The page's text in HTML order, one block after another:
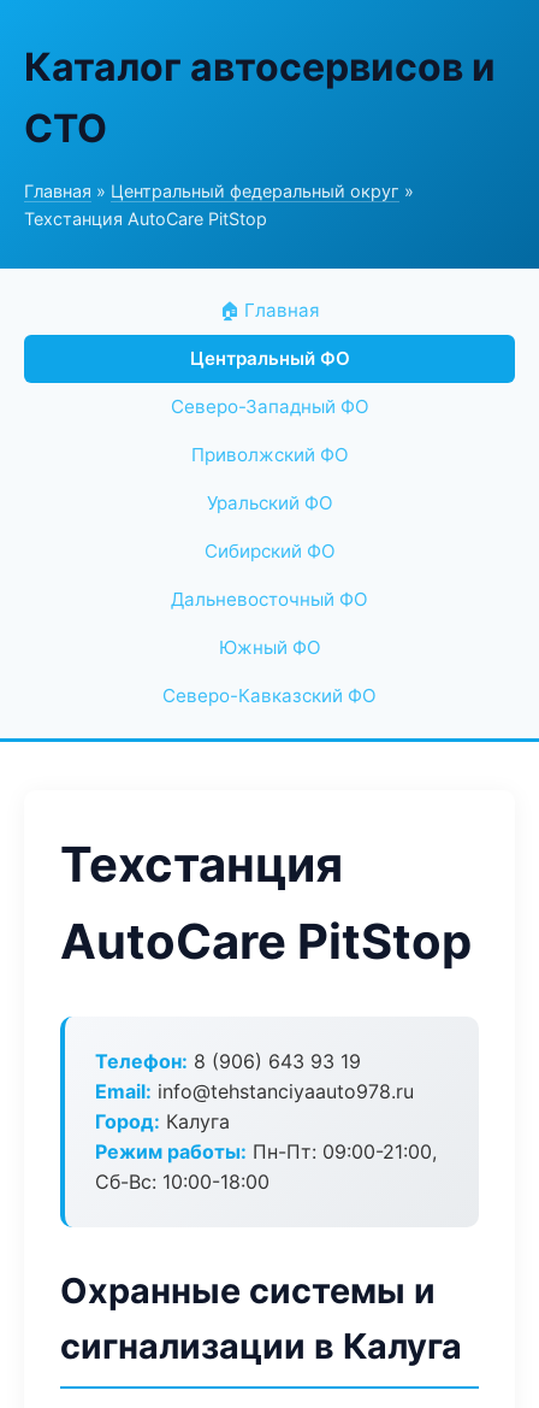
Каталог автосервисов и
СТО
Главная » Центральный федеральный округ »
Техстанция AutoCare PitStop
🏠 Главная
Центральный ФО
Северо-Западный ФО
Приволжский ФО
Уральский ФО
Сибирский ФО
Дальневосточный ФО
Южный ФО
Северо-Кавказский ФО
Техстанция
AutoCare PitStop
Телефон: 8 (906) 643 93 19
Email: info@tehstanciyaauto978.ru
Город: Калуга
Режим работы: Пн-Пт: 09:00-21:00,
Сб-Вс: 10:00-18:00
Охранные системы и
сигнализации в Калуга